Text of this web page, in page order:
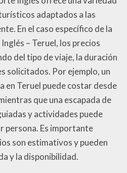
adaptados a las
En el caso específico de la
– Teruel, los precios
del tipo de viaje, la duración
solicitados. Por ejemplo, un
en Teruel puede costar desde
que una escapada de
y actividades puede
persona. Es importante
son estimativos y pueden
y la disponibilidad.